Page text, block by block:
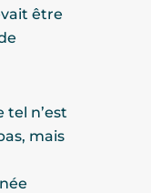
être
tel n’est
mais